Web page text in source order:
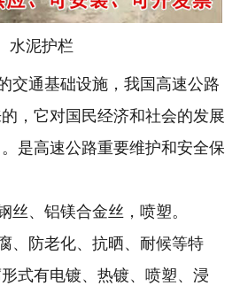
水泥护栏
通基础设施，我国高速公路
，它对国民经济和社会的发展
是高速公路重要维护和安全保
丝、铝镁合金丝，喷塑。
、防老化、抗晒、耐候等特
式有电镀、热镀、喷塑、浸